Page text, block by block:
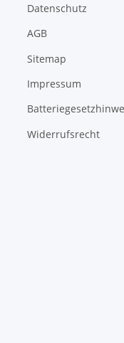
Datenschutz
AGB
Sitemap
Impressum
Widerrufsrecht